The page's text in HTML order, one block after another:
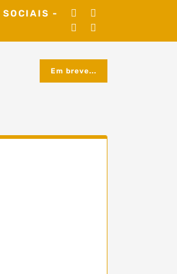
SOCIAIS -
Em breve...